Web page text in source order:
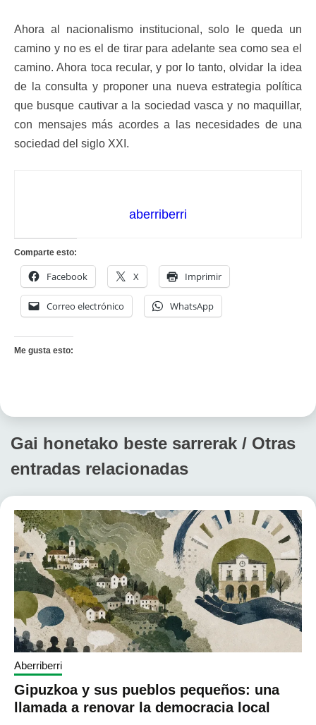
Ahora al nacionalismo institucional, solo le queda un
camino y no es el de tirar para adelante sea como sea el
camino. Ahora toca recular, y por lo tanto, olvidar la idea
de la consulta y proponer una nueva estrategia política
que busque cautivar a la sociedad vasca y no maquillar,
con mensajes más acordes a las necesidades de una
sociedad del siglo XXI.
aberriberri
Comparte esto:
Facebook X Imprimir
Correo electrónico WhatsApp
Me gusta esto:
Gai honetako beste sarrerak / Otras
entradas relacionadas
Aberriberri
Gipuzkoa y sus pueblos pequeños: una
llamada a renovar la democracia local